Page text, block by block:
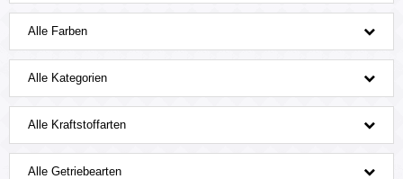
Weitere Marken
Alle Farben
Alle Kategorien
Alle Kraftstoffarten
Alle Getriebearten